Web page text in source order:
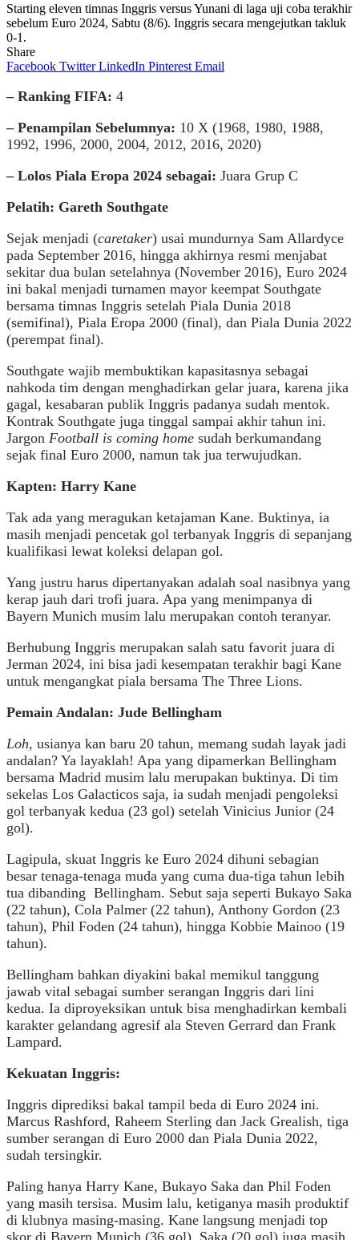
Starting eleven timnas Inggris versus Yunani di laga uji coba terakhir
sebelum Euro 2024, Sabtu (8/6). Inggris secara mengejutkan takluk
0-1.
Share
Facebook Twitter LinkedIn Pinterest Email
– Ranking FIFA: 4
– Penampilan Sebelumnya: 10 X (1968, 1980, 1988,
1992, 1996, 2000, 2004, 2012, 2016, 2020)
– Lolos Piala Eropa 2024 sebagai: Juara Grup C
Pelatih: Gareth Southgate
Sejak menjadi (caretaker) usai mundurnya Sam Allardyce
pada September 2016, hingga akhirnya resmi menjabat
sekitar dua bulan setelahnya (November 2016), Euro 2024
ini bakal menjadi turnamen mayor keempat Southgate
bersama timnas Inggris setelah Piala Dunia 2018
(semifinal), Piala Eropa 2000 (final), dan Piala Dunia 2022
(perempat final).
Southgate wajib membuktikan kapasitasnya sebagai
nahkoda tim dengan menghadirkan gelar juara, karena jika
gagal, kesabaran publik Inggris padanya sudah mentok.
Kontrak Southgate juga tinggal sampai akhir tahun ini.
Jargon Football is coming home sudah berkumandang
sejak final Euro 2000, namun tak jua terwujudkan.
Kapten: Harry Kane
Tak ada yang meragukan ketajaman Kane. Buktinya, ia
masih menjadi pencetak gol terbanyak Inggris di sepanjang
kualifikasi lewat koleksi delapan gol.
Yang justru harus dipertanyakan adalah soal nasibnya yang
kerap jauh dari trofi juara. Apa yang menimpanya di
Bayern Munich musim lalu merupakan contoh teranyar.
Berhubung Inggris merupakan salah satu favorit juara di
Jerman 2024, ini bisa jadi kesempatan terakhir bagi Kane
untuk mengangkat piala bersama The Three Lions.
Pemain Andalan: Jude Bellingham
Loh, usianya kan baru 20 tahun, memang sudah layak jadi
andalan? Ya layaklah! Apa yang dipamerkan Bellingham
bersama Madrid musim lalu merupakan buktinya. Di tim
sekelas Los Galacticos saja, ia sudah menjadi pengoleksi
gol terbanyak kedua (23 gol) setelah Vinicius Junior (24
gol).
Lagipula, skuat Inggris ke Euro 2024 dihuni sebagian
besar tenaga-tenaga muda yang cuma dua-tiga tahun lebih
tua dibanding Bellingham. Sebut saja seperti Bukayo Saka
(22 tahun), Cola Palmer (22 tahun), Anthony Gordon (23
tahun), Phil Foden (24 tahun), hingga Kobbie Mainoo (19
tahun).
Bellingham bahkan diyakini bakal memikul tanggung
jawab vital sebagai sumber serangan Inggris dari lini
kedua. Ia diproyeksikan untuk bisa menghadirkan kembali
karakter gelandang agresif ala Steven Gerrard dan Frank
Lampard.
Kekuatan Inggris:
Inggris diprediksi bakal tampil beda di Euro 2024 ini.
Marcus Rashford, Raheem Sterling dan Jack Grealish, tiga
sumber serangan di Euro 2000 dan Piala Dunia 2022,
sudah tersingkir.
Paling hanya Harry Kane, Bukayo Saka dan Phil Foden
yang masih tersisa. Musim lalu, ketiganya masih produktif
di klubnya masing-masing. Kane langsung menjadi top
skor di Bayern Munich (36 gol). Saka (20 gol) juga masih